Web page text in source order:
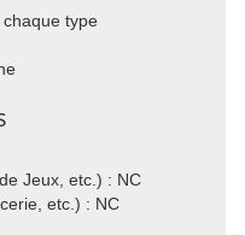
type
Jeux, etc.) : NC
etc.) : NC